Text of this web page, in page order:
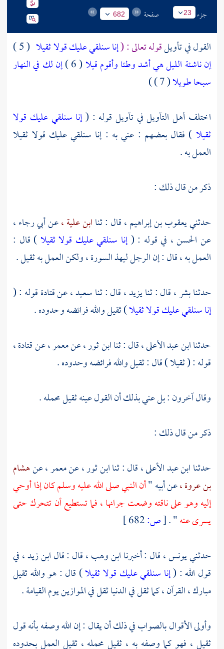
جزء 23 صفحة 682
القول في تأويلقوله تعالى : (إنا سنلقي عليك قولا ثقيلا ( 5 )
إن ناشئة الليل هي أشد وطئا وأقوم قيلا ( 6 )
إن لك في النهار
سبحا طويلا( 7 ) )
اختلف أهل التأويل في تأويل قوله : (إنا سنلقي عليك قولا
ثقيلا ) فقال بعضهم : عني به : إنا سنلقي عليك قولا ثقيلا
العمل به .
ذكر من قال ذلك :
حدثنييعقوب بن إبراهيم ،قال : ثناابن علية ،عنأبي رجاء ،
عن الحسن ، في قوله : (إنا سنلقي عليك قولا ثقيلا ) قال :
العمل به ، قال : إن الرجل ليهذ السورة ، ولكن العمل به ثقيل .
حدثنابشر ،قال : ثنايزيد ،قال : ثناسعيد ،عنقتادةقوله : (
إنا سنلقي عليك قولا ثقيلا) ثقيل والله فرائضه وحدوده .
حدثناابن عبد الأعلى ،قال : ثناابن ثور ،عنمعمر ،عنقتادة ،
قوله : ( ثقيلا ) قال : ثقيل والله فرائضه وحدوده .
وقال آخرون : بل عني بذلك أن القول عينه ثقيل محمله .
ذكر من قال ذلك :
حدثناابن عبد الأعلى ،قال : ثناابن ثور ،عنمعمر ،عنهشام
بن عروة ،عن أبيه "أن النبي صلى الله عليه وسلم كان إذا أوحي
إليه وهو على ناقته وضعت جرانها ، فما تستطيع أن تتحرك حتى
يسرى عنه" .
[ص:
حدثنييونس ،قال : أخبرناابن وهب ،قال : قالابن زيد ،في
قول الله : (إنا سنلقي عليك قولا ثقيلا) قال : هو والله ثقيل
مبارك ، القرآن ، كما ثقل في الدنيا ثقل في الموازين يوم القيامة .
وأولى الأقوال بالصواب في ذلك أن يقال : إن الله وصفه بأنه قول
ثقيل ، فهو كما وصفه به ، ثقيل محمله ، ثقيل العمل بحدوده